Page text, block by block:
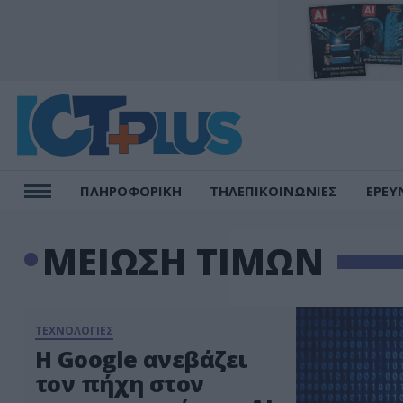
ΠΛΗΡΟΦΟΡΙΚΗ ΤΗΛΕΠΙΚΟΙΝΩΝΙΕΣ
ΜΕΙΩΣΗ ΤΙΜΩΝ
ΤΕΧΝΟΛΟΓΙΕΣ
Η Google ανεβάζει
τον πήχη στον